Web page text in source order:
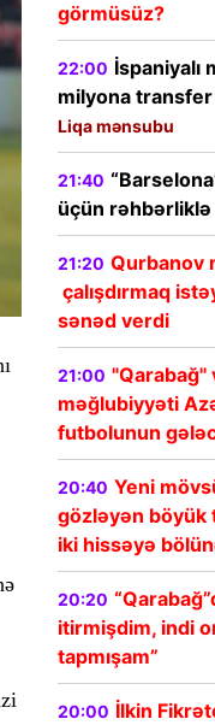
görmüsüz?
22:00 İspaniyalı
milyona
Liqa mənsubu
21:40
üçün rəhbərliklə
21:20 Qurbanov
çalışdırmaq
sənəd verdi
21:00 "Qarabağ"
məğlubiyyəti
futbolunun
20:40 Yeni
gözləyən böyük
iki hissəyə
20:20
itirmişdim, indi
tapmışam”
20:00 İlkin